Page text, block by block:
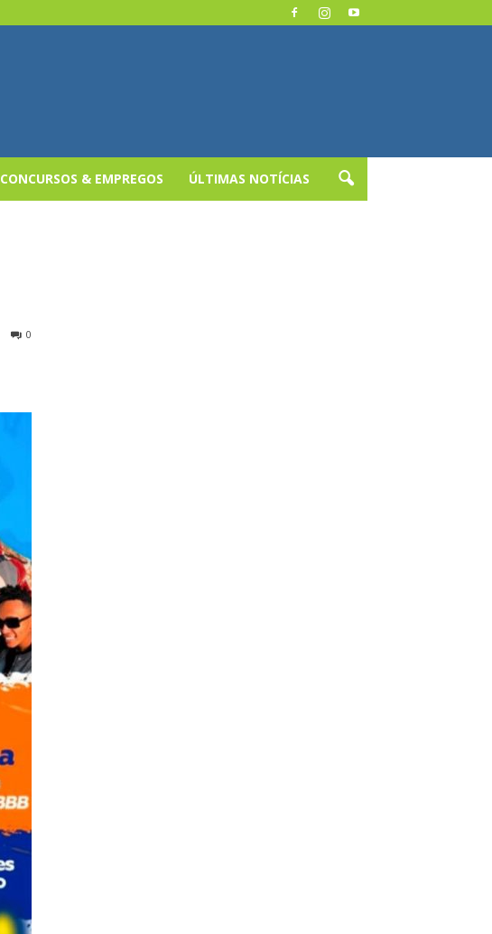
CONCURSOS & EMPREGOS ÚLTIMAS NOTÍCIAS
0